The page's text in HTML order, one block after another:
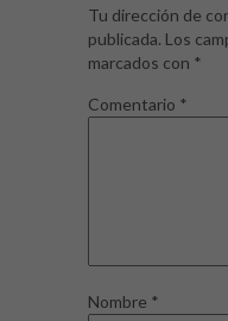
Tu dirección de
publicada. Los
marcados con *
Comentario *
Nombre *